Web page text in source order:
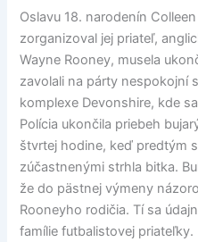
Oslavu 18. narodenín
zorganizoval jej priateľ,
Wayne Rooney, musela
zavolali na párty nespokojní
komplexe Devonshire, kde
Polícia ukončila priebeh
štvrtej hodine, keď predtým
zúčastnenými strhla bitka.
že do pästnej výmeny
Rooneyho rodičia. Tí sa
famílie futbalistovej priateľky.